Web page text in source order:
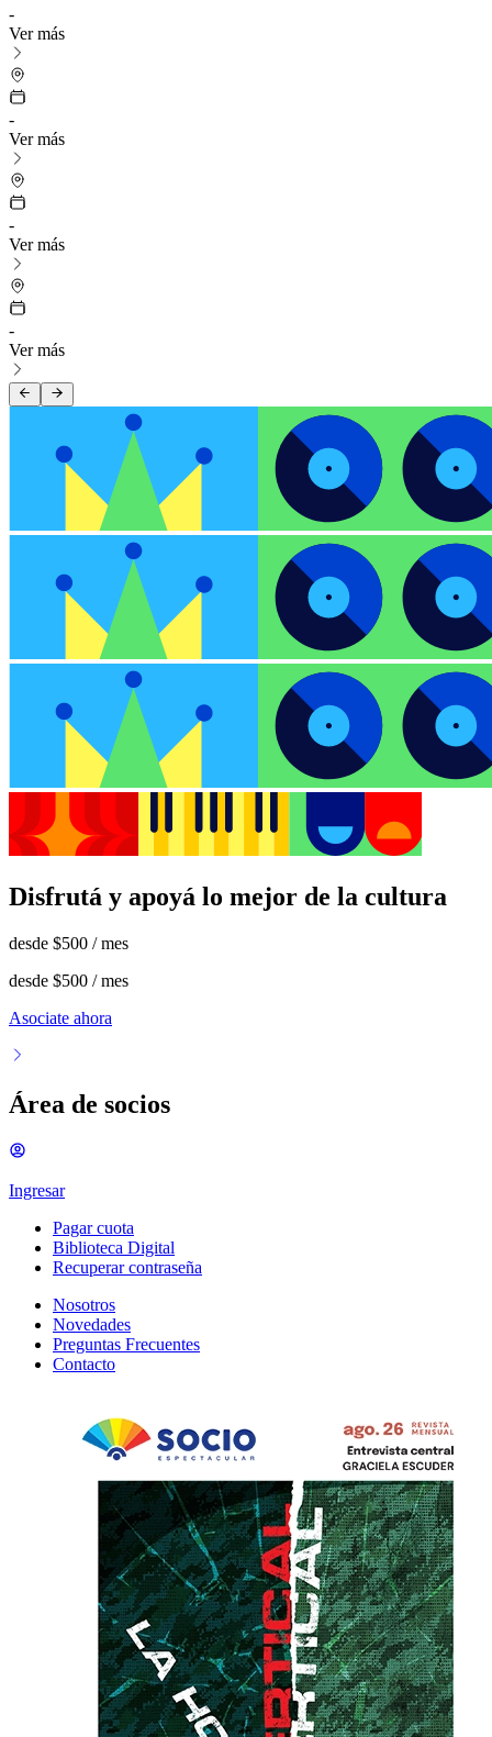
-
Ver más
-
Ver más
-
Ver más
-
Ver más
Disfrutá y apoyá lo mejor de la cultura
desde $500 / mes
desde $500 / mes
Asociate ahora
Área de socios
Ingresar
Pagar cuota
Biblioteca Digital
Recuperar contraseña
Nosotros
Novedades
Preguntas Frecuentes
Contacto